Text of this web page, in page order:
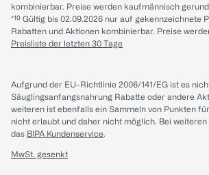
kombinierbar. Preise werden kaufmännisch
*¹⁰ Gültig bis 02.09.2026 nur auf gekennzeichnete
Rabatten und Aktionen kombinierbar. Preise
Preisliste der letzten 30 Tage
Aufgrund der EU-Richtlinie 2006/141/EG ist es
Säuglingsanfangsnahrung Rabatte oder andere
weiteren ist ebenfalls ein Sammeln von Punkten
nicht erlaubt und daher nicht möglich. Bei
das BIPA Kundenservice.
MwSt. gesenkt